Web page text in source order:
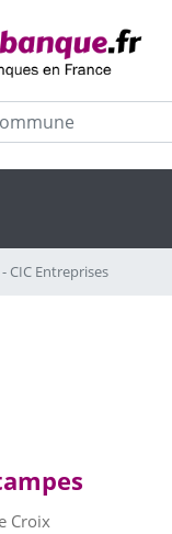
CIC Entreprises
Croix